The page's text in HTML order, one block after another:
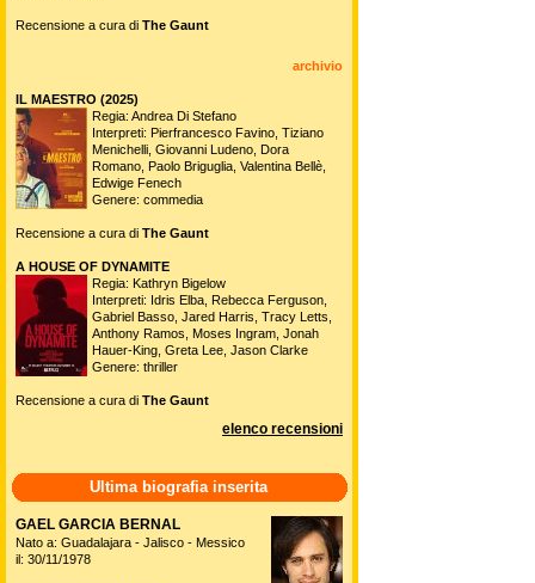
Recensione a cura di The Gaunt
archivio
IL MAESTRO (2025)
Regia: Andrea Di Stefano
Interpreti: Pierfrancesco Favino, Tiziano
Menichelli, Giovanni Ludeno, Dora
Romano, Paolo Briguglia, Valentina Bellè,
Edwige Fenech
Genere: commedia
Recensione a cura di The Gaunt
A HOUSE OF DYNAMITE
Regia: Kathryn Bigelow
Interpreti: Idris Elba, Rebecca Ferguson,
Gabriel Basso, Jared Harris, Tracy Letts,
Anthony Ramos, Moses Ingram, Jonah
Hauer-King, Greta Lee, Jason Clarke
Genere: thriller
Recensione a cura di The Gaunt
elenco recensioni
Ultima biografia inserita
GAEL GARCIA BERNAL
Nato a: Guadalajara - Jalisco - Messico
il: 30/11/1978